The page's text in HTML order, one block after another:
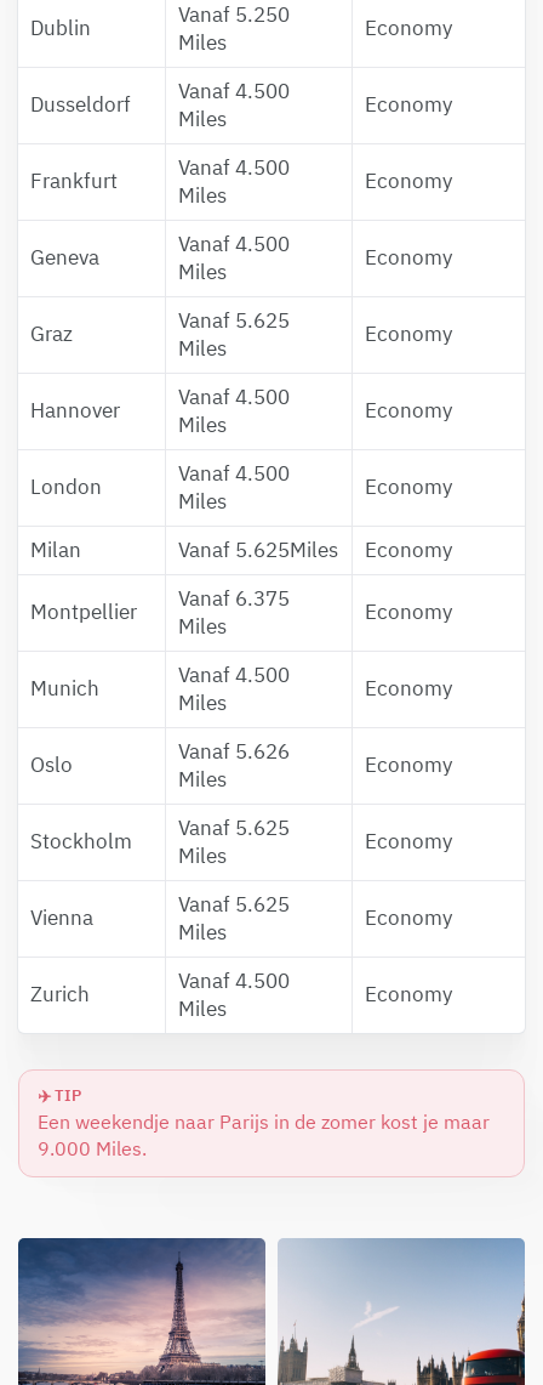
Dublin
Vanaf 5.250
Miles
Economy
Dusseldorf
Vanaf 4.500
Miles
Economy
Frankfurt
Vanaf 4.500
Miles
Economy
Geneva
Vanaf 4.500
Miles
Economy
Graz
Vanaf 5.625
Miles
Economy
Hannover
Vanaf 4.500
Miles
Economy
London
Vanaf 4.500
Miles
Economy
Milan Vanaf 5.625Miles Economy
Montpellier
Vanaf 6.375
Miles
Economy
Munich
Vanaf 4.500
Miles
Economy
Oslo
Vanaf 5.626
Miles
Economy
Stockholm
Vanaf 5.625
Miles
Economy
Vienna
Vanaf 5.625
Miles
Economy
Zurich
Vanaf 4.500
Miles
Economy
✈️ TIP
Een weekendje naar Parijs in de zomer kost je maar
9.000 Miles.